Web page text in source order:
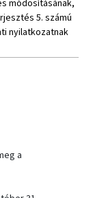
módosításának,
5. számú
nyilatkozatnak
a